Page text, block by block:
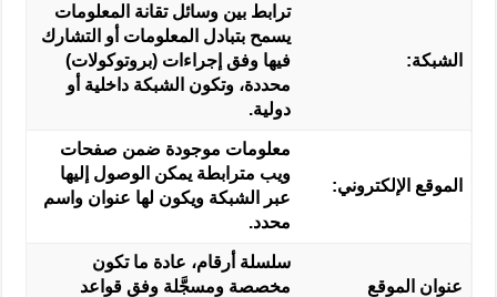
الشبكة:
ترابط بين وسائل تقانة المعلومات
يسمح بتبادل المعلومات أو التشارك
فيها وفق إجراءات (بروتوكولات)
محددة، وتكون الشبكة داخلية أو
دولية.
الموقع الإلكتروني:
معلومات موجودة ضمن صفحات
ويب مترابطة يمكن الوصول إليها
عبر الشبكة ويكون لها عنوان واسم
محدد.
عنوان الموقع
سلسلة أرقام، عادة ما تكون
مخصصة ومسجَّلة وفق قواعد